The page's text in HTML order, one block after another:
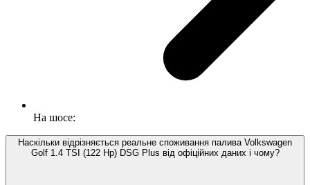
На шосе:
Наскільки відрізняється реальне споживання палива Volkswagen
Golf 1.4 TSI (122 Hp) DSG Plus від офіційних даних і чому?